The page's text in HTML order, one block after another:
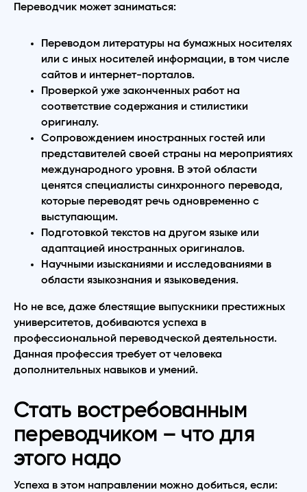
Переводчик может заниматься:
Переводом литературы на бумажных носителях
или с иных носителей информации, в том числе
сайтов и интернет-порталов.
Проверкой уже законченных работ на
соответствие содержания и стилистики
оригиналу.
Сопровождением иностранных гостей или
представителей своей страны на мероприятиях
международного уровня. В этой области
ценятся специалисты синхронного перевода,
которые переводят речь одновременно с
выступающим.
Подготовкой текстов на другом языке или
адаптацией иностранных оригиналов.
Научными изысканиями и исследованиями в
области языкознания и языковедения.
Но не все, даже блестящие выпускники престижных
университетов, добиваются успеха в
профессиональной переводческой деятельности.
Данная профессия требует от человека
дополнительных навыков и умений.
Стать востребованным
переводчиком – что для
этого надо
Успеха в этом направлении можно добиться, если: